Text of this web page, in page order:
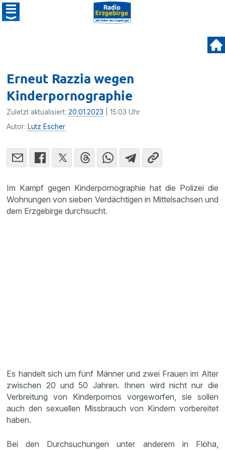
Erneut Razzia wegen
Kinderpornographie
Zuletzt aktualisiert:20.01.2023 | 15:03 Uhr
Autor: Lutz Escher
Im Kampf gegen Kinderpornographie hat die Polizei die
Wohnungen von sieben Verdächtigen in Mittelsachsen und
dem Erzgebirge durchsucht.
Es handelt sich um fünf Männer und zwei Frauen im Alter
zwischen 20 und 50 Jahren. Ihnen wird nicht nur die
Verbreitung von Kinderpornos vorgeworfen, sie sollen
auch den sexuellen Missbrauch von Kindern vorbereitet
haben.
Bei den Durchsuchungen unter anderem in Flöha,